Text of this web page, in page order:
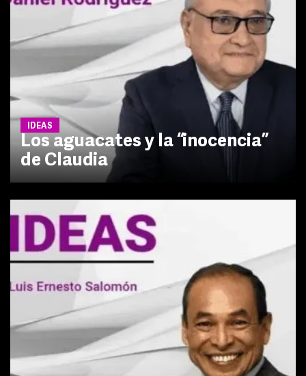
IDEAS
Los aguacates y la “inocencia”
de Claudia